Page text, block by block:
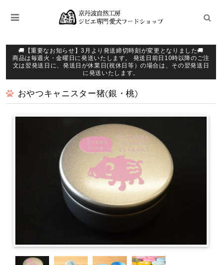
🚚【重要なお知らせ】3月より発送締切時刻が変更となりました🚚
商品は毎週火・金曜日に発送いたします。 発送日前日10時以降のご注
文は翌発送日に、発送日が休業日(祝休日等）の場合は、その翌発送日
に発送いたします。
おやつキャニスター猪(銀・桃)